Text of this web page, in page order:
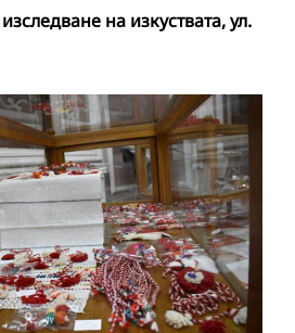
на изкуствата, ул.